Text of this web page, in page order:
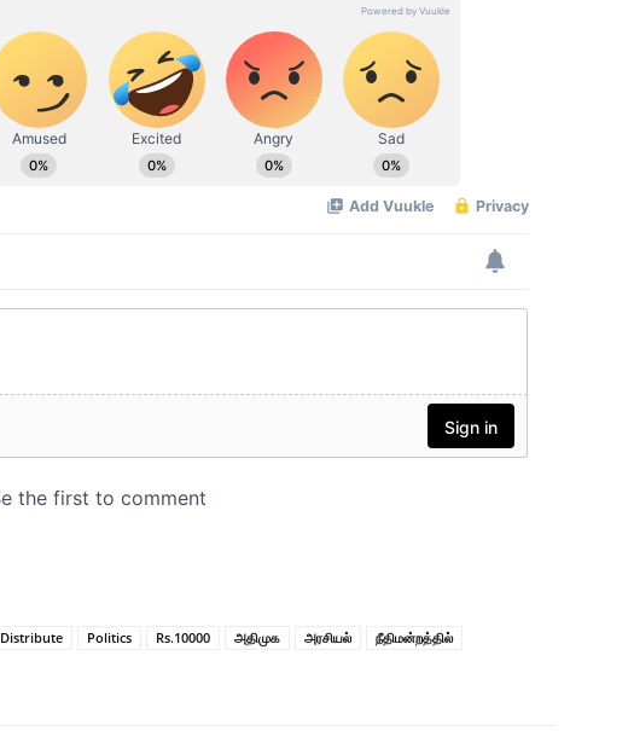
Distribute Politics Rs.10000 அதிமுக அரசியல்
நீதிமன்றத்தில்